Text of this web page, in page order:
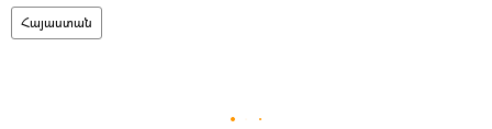
Հայաստան